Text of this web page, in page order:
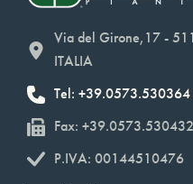
Via del Girone,17 -
ITALIA
Tel: +39.0573.530364
Fax: +39.0573.530432
P.IVA: 00144510476